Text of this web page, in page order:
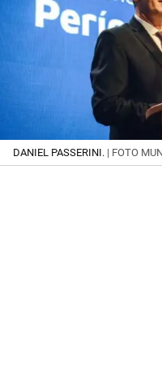
DANIEL PASSERINI. | FOTO